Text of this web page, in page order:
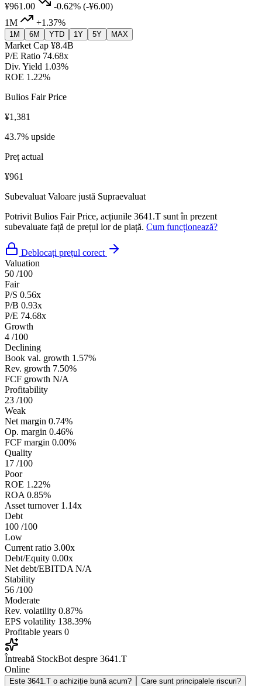
¥961.00 -0.62% (-¥6.00)
1M
+1.37%
1M 6M YTD 1Y 5Y MAX
Market Cap ¥8.4B
P/E Ratio 74.68x
Div. Yield 1.03%
ROE 1.22%
Bulios Fair Price
¥1,381
43.7% upside
Preț actual
¥961
Subevaluat Valoare justă Supraevaluat
Potrivit Bulios Fair Price, acțiunile 3641.T sunt în prezent
subevaluate față de prețul lor de piață. Cum funcționează?
Deblocați prețul corect
Valuation
50 /100
Fair
P/S 0.56x
P/B 0.93x
P/E 74.68x
Growth
4 /100
Declining
Book val. growth 1.57%
Rev. growth 7.50%
FCF growth N/A
Profitability
23 /100
Weak
Net margin 0.74%
Op. margin 0.46%
FCF margin 0.00%
Quality
17 /100
Poor
ROE 1.22%
ROA 0.85%
Asset turnover 1.14x
Debt
100 /100
Low
Current ratio 3.00x
Debt/Equity 0.00x
Net debt/EBITDA N/A
Stability
56 /100
Moderate
Rev. volatility 0.87%
EPS volatility 138.39%
Profitable years 0
Întreabă StockBot despre 3641.T
Online
Este 3641.T o achiziție bună acum?
Care sunt principalele riscuri?